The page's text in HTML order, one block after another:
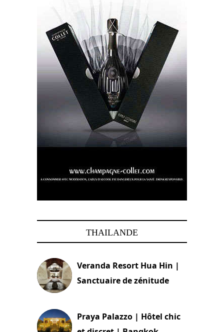
THAILANDE
Veranda Resort Hua Hin |
Sanctuaire de zénitude
Praya Palazzo | Hôtel chic